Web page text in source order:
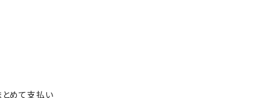
とめて支払い